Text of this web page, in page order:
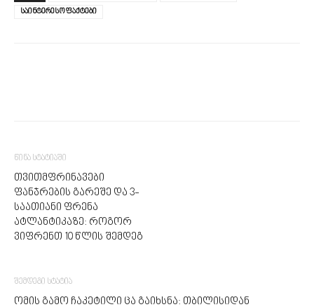
საინტერესო ფაქტები
წინა სტატიაში
თვითმფრინავები
ფანჯრების გარეშე და 3-
საათიანი ფრენა
ატლანტიკაზე: როგორ
ვიფრენთ 10 წლის შემდეგ
შემდეგი სტატია
ომის გამო ჩაკეტილი ცა გაიხსნა: თბილისიდან